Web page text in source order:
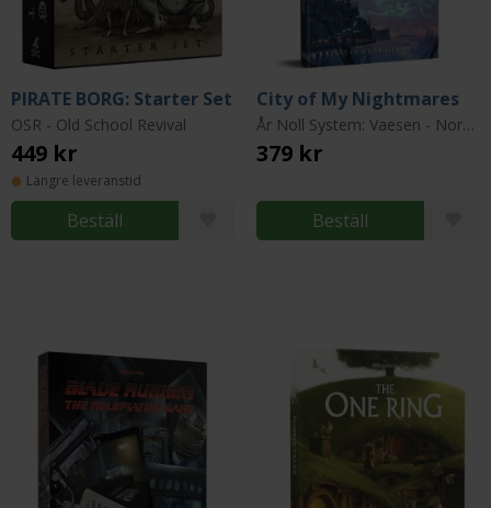
PIRATE BORG: Starter Set
OSR - Old School Revival
449 kr
Längre leveranstid
Beställ
City of My Nightmares
År Noll System: Vaesen - Nordic Horror Roleplaying
379 kr
Beställ